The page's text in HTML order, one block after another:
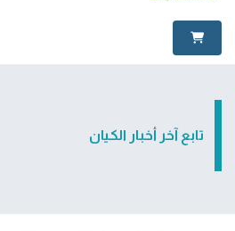
تابع آخر أخبار الكيان